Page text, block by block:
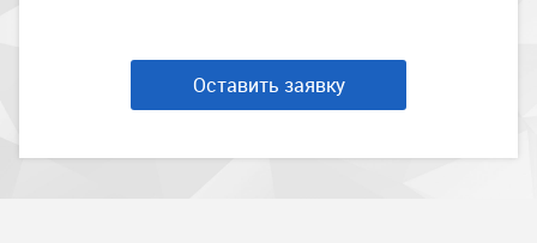
Оставить заявку